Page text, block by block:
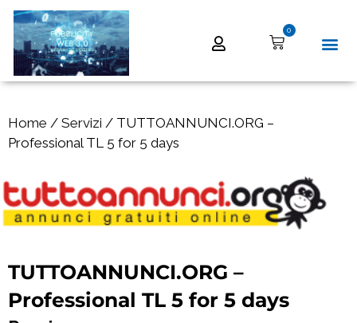
0
Home / Servizi / TUTTOANNUNCI.ORG –
Professional TL 5 for 5 days
TUTTOANNUNCI.ORG –
Professional TL 5 for 5 days